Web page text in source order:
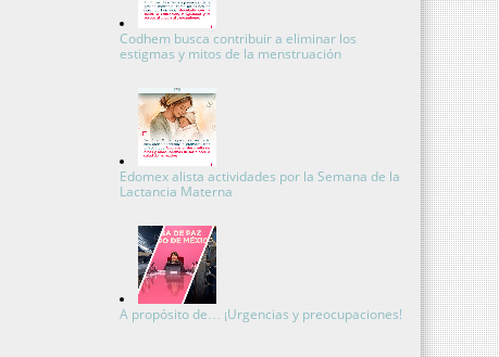
Codhem busca contribuir a eliminar los
estigmas y mitos de la menstruación
Edomex alista actividades por la Semana de la
Lactancia Materna
A propósito de… ¡Urgencias y preocupaciones!